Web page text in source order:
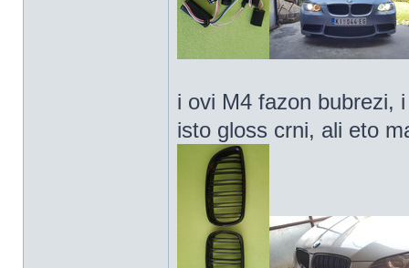
i ovi M4 fazon bubrezi,
isto gloss crni, ali eto